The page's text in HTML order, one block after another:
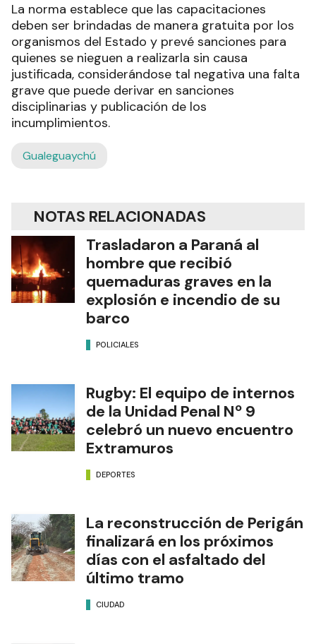
La norma establece que las capacitaciones
deben ser brindadas de manera gratuita por los
organismos del Estado y prevé sanciones para
quienes se nieguen a realizarla sin causa
justificada, considerándose tal negativa una falta
grave que puede derivar en sanciones
disciplinarias y publicación de los
incumplimientos.
Gualeguaychú
NOTAS RELACIONADAS
Trasladaron a Paraná al
hombre que recibió
quemaduras graves en la
explosión e incendio de su
barco
POLICIALES
Rugby: El equipo de internos
de la Unidad Penal Nº 9
celebró un nuevo encuentro
Extramuros
DEPORTES
La reconstrucción de Perigán
finalizará en los próximos
días con el asfaltado del
último tramo
CIUDAD